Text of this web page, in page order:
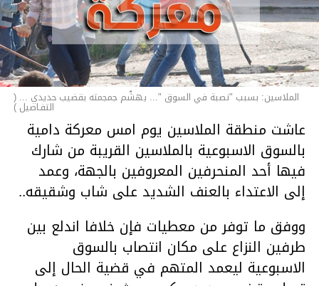
الملاسين: بسبب "نصبة في السوق "... يهشّم جمجمته بقضيب حديدي ... (
التفـاصيل )
عاشت منطقة الملاسين يوم امس معركة دامية
بالسوق الاسبوعية بالملاسين القريبة من شارك
فيها أحد المنحرفين المعروفين بالجهة، وعمد
إلى الاعتداء بالعنف الشديد على شاب وشقيقه..
ووفق ما توفر من معطيات فإن خلافا اندلع بين
طرفين النزاع على مكان انتصاب بالسوق
الاسبوعية ليعمد المتهم في قضية الحال إلى